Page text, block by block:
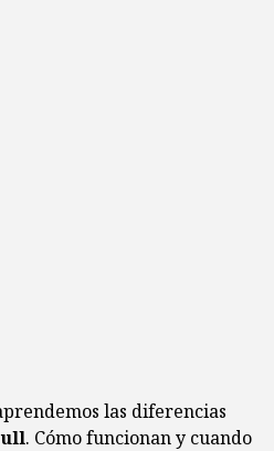
las diferencias
. Cómo funcionan y cuando